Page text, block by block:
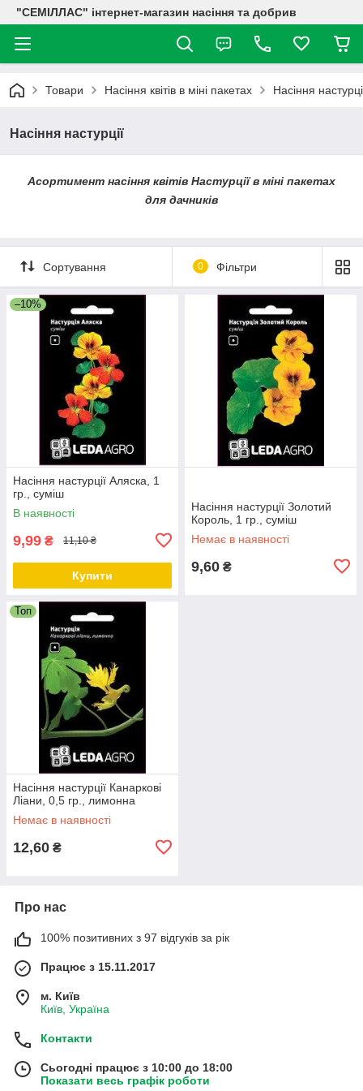
"СЕМІЛЛАС" інтернет-магазин насіння та добрив
Товари Насіння квітів в міні пакетах Насіння
Насіння настурції
Асортимент насіння квітів Настурції в міні пакетах
для дачників
Сортування 0 Фільтри
–10%
Насіння настурції Аляска, 1
гр., суміш
В наявності
9,99 ₴ 11,10 ₴
Купити
Насіння настурції Золотий
Король, 1 гр., суміш
Немає в наявності
9,60 ₴
Топ
Насіння настурції Канаркові
Ліани, 0,5 гр., лимонна
Немає в наявності
12,60 ₴
Про нас
100% позитивних з 97 відгуків за рік
Працює з 15.11.2017
м. Київ
Київ, Україна
Контакти
Сьогодні працює з 10:00 до 18:00
Показати весь графік роботи